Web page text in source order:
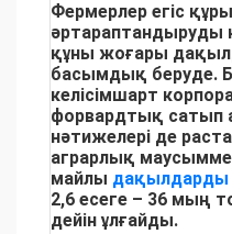
Фермерлер егіс
әртараптандыруды
құны жоғары
басымдық беруде.
келісімшарт
форвардтық сатып
нәтижелері де
аграрлық
майлы дақылдарды
2,6 есеге – 36 мың
дейін ұлғайды.